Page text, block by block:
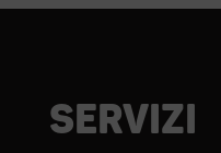
Servizi